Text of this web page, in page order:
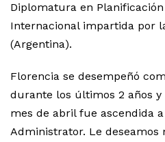
Diplomatura en
Internacional impartida por
(Argentina).
Florencia se desempeñó
durante los últimos 2 años y
mes de abril fue ascendida
Administrator. Le